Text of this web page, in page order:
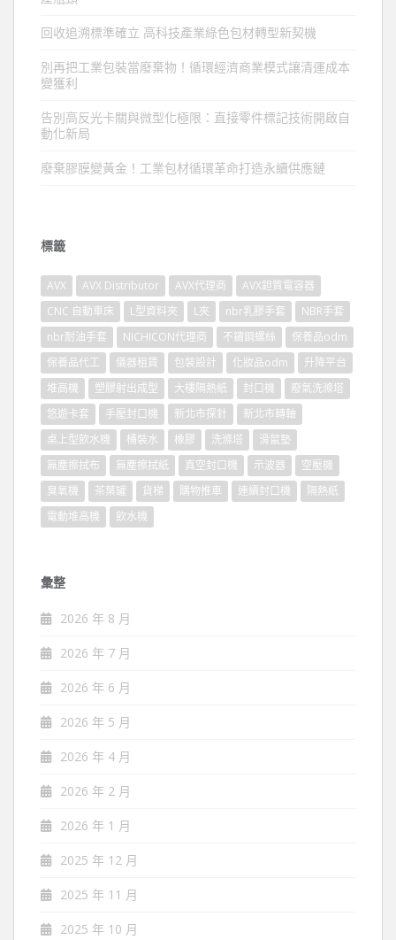
回收追溯標準確立 高科技產業綠色包材轉型新契機
別再把工業包裝當廢棄物！循環經濟商業模式讓清運成本
變獲利
告別高反光卡關與微型化極限：直接零件標記技術開啟自
動化新局
廢棄膠膜變黃金！工業包材循環革命打造永續供應鏈
標籤
AVX AVX Distributor AVX代理商
AVX鉭質電容器
CNC 自動車床
L型資料夾 L夾 nbr乳膠手套
NBR手套
nbr耐油手套
NICHICON代理商 不鏽鋼螺絲
保養品odm
保養品代工
儀器租賃 包裝設計 化妝品odm
升降平台
堆高機
塑膠射出成型 大樓隔熱紙 封口機
廢氣洗滌塔
悠遊卡套
手壓封口機 新北市探針
新北市轉軸
桌上型飲水機
桶裝水 橡膠 洗滌塔
滑鼠墊
無塵擦拭布
無塵擦拭紙 真空封口機 示波器
空壓機
臭氧機
茶葉罐 貨梯 購物推車 連續封口機
隔熱紙
電動堆高機
飲水機
彙整
2026 年 8 月
2026 年 7 月
2026 年 6 月
2026 年 5 月
2026 年 4 月
2026 年 2 月
2026 年 1 月
2025 年 12 月
2025 年 11 月
2025 年 10 月